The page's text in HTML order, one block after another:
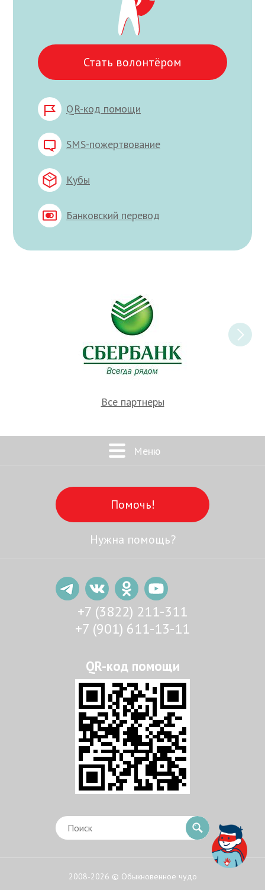
Стать волонтёром
QR-код помощи
SMS-пожертвование
Кубы
Банковский перевод
Все партнеры
Меню
Помочь!
Нужна помощь?
+7 (3822) 211-311
+7 (901) 611-13-11
2008-2026 © Обыкновенное чудо